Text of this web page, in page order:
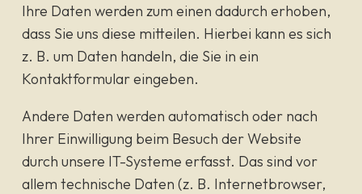
Ihre Daten werden zum einen dadurch erhoben,
dass Sie uns diese mitteilen. Hierbei kann es sich
z. B. um Daten handeln, die Sie in ein
Kontaktformular eingeben.
Andere Daten werden automatisch oder nach
Ihrer Einwilligung beim Besuch der Website
durch unsere IT-Systeme erfasst. Das sind vor
allem technische Daten (z. B. Internetbrowser,